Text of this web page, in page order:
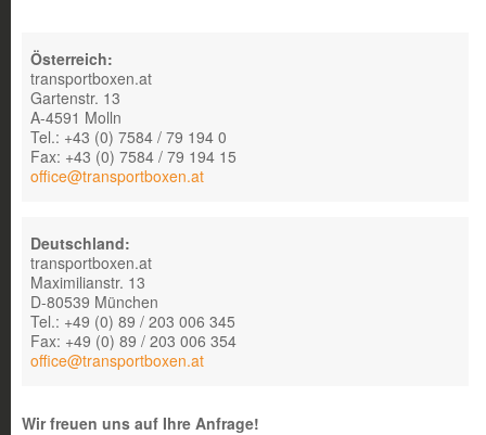
Österreich:
transportboxen.at
Gartenstr. 13
A-4591 Molln
Tel.: +43 (0) 7584 / 79 194 0
Fax: +43 (0) 7584 / 79 194 15
office@transportboxen.at
Deutschland:
transportboxen.at
Maximilianstr. 13
D-80539 München
Tel.: +49 (0) 89 / 203 006 345
Fax: +49 (0) 89 / 203 006 354
office@transportboxen.at
Wir freuen uns auf Ihre Anfrage!